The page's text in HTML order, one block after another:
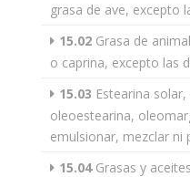
grasa de ave, excepto
15.02 Grasa de
o caprina, excepto las
15.03 Estearina
oleoestearina,
emulsionar, mezclar
15.04Grasas y